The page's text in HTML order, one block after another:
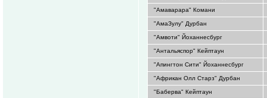
"Амаварара" Комани
"АмаЗулу" Дурбан
"Амвоти" Йоханнесбург
"Антальяспор" Кейптаун
"Апингтон Сити" Йоханнесбург
"Африкан Олл Старз" Дурбан
"Баберва" Кейптаун